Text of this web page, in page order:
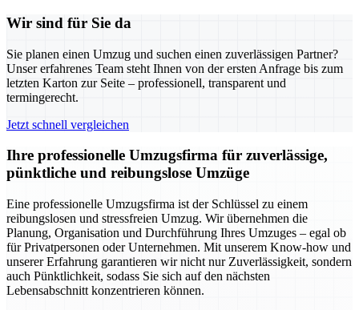
Wir sind für Sie da
Sie planen einen Umzug und suchen einen zuverlässigen Partner?
Unser erfahrenes Team steht Ihnen von der ersten Anfrage bis zum
letzten Karton zur Seite – professionell, transparent und
termingerecht.
Jetzt schnell vergleichen
Ihre professionelle Umzugsfirma für zuverlässige,
pünktliche und reibungslose Umzüge
Eine professionelle Umzugsfirma ist der Schlüssel zu einem
reibungslosen und stressfreien Umzug. Wir übernehmen die
Planung, Organisation und Durchführung Ihres Umzuges – egal ob
für Privatpersonen oder Unternehmen. Mit unserem Know-how und
unserer Erfahrung garantieren wir nicht nur Zuverlässigkeit, sondern
auch Pünktlichkeit, sodass Sie sich auf den nächsten
Lebensabschnitt konzentrieren können.